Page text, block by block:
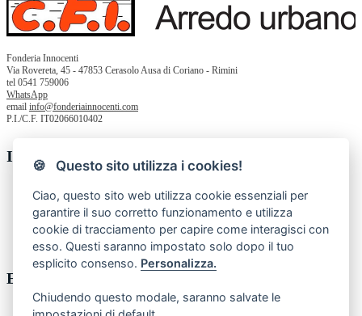
Fonderia Innocenti
Via Rovereta, 45 - 47853 Cerasolo Ausa di Coriano - Rimini
tel 0541 759006
WhatsApp
email info@fonderiainnocenti.com
P.I./C.F. IT02066010402
Informazioni
Chi siamo
Privacy Policy
Termini e condizioni
Contatti
Enti pubblici
🍪 Questo sito utilizza i cookies!
Ciao, questo sito web utilizza cookie essenziali per
garantire il suo corretto funzionamento e utilizza
cookie di tracciamento per capire come interagisci con
esso. Questi saranno impostato solo dopo il tuo
esplicito consenso. Personalizza.
Chiudendo questo modale, saranno salvate le